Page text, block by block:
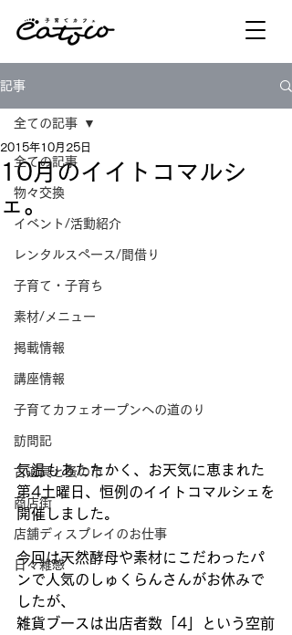
記事
全ての記事
物々交換
イベント/活動紹介
レンタルスペース/間借り
子育て・子育ち
素材/メニュー
掲載情報
講座情報
子育てカフェオープンへの道のり
訪問記
古道具と蚤の市
商店街
店舗ディスプレイのお仕事
日々雑感
全ての記事
10月のイイトコマルシ
ェ。
2015年10月25日
気温もあたたかく、お天気に恵まれた
第4土曜日、恒例のイイトコマルシェを
開催しました。
今回は天然酵母や素材にこだわったパ
ンで人気のしゅくらんさんがお休みで
したが、
雑貨ブースは出店者数「4」という空前